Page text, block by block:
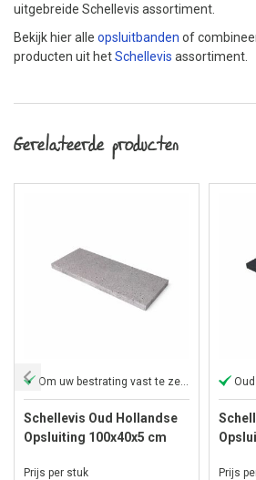
uitgebreide Schellevis assortiment.
Bekijk hier alle opsluitbanden of
producten uit hetSchellevis assortiment.
Gerelateerde producten
Om uw bestrating vast te zetten
Schellevis Oud Hollandse
Opsluiting 100x40x5 cm
Prijs per stuk Prijs